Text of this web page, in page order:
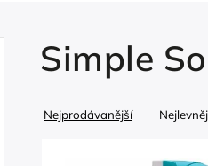
Simple
Nejprodávanější